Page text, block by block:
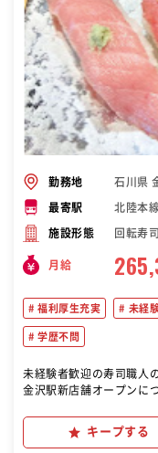
勤務地 石川県
最寄駅 北陸本
施設形態 回転寿司
月給
福利厚生充実 未経
学歴不問
未経験者歓迎の寿司職人の
金沢駅新店舗オープンに
オープンまでは、既存店にて研修もで
しての業務をお任せしま
キープする